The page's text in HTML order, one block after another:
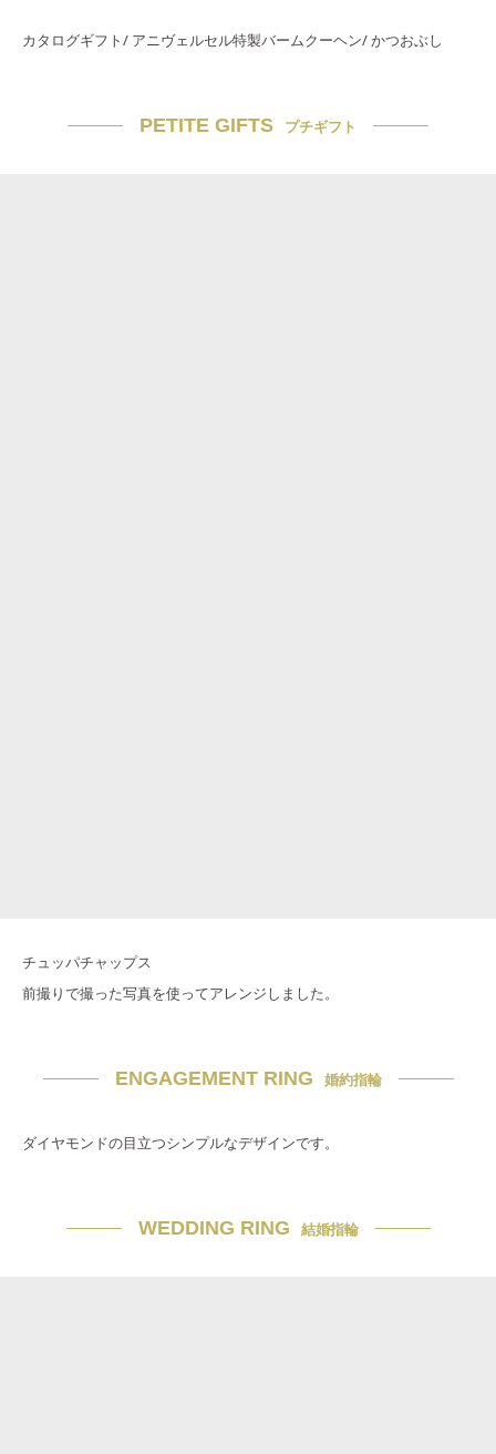
カタログギフト/ アニヴェルセル特製バームクーヘン/ かつおぶし
PETITE GIFTS プチギフト
チュッパチャップス
前撮りで撮った写真を使ってアレンジしました。
ENGAGEMENT RING 婚約指輪
ダイヤモンドの目立つシンプルなデザインです。
WEDDING RING 結婚指輪